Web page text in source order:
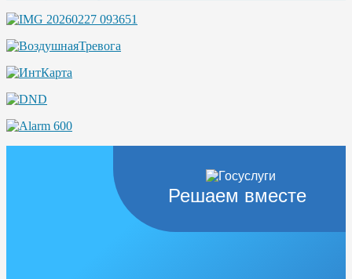
Решаем вместе